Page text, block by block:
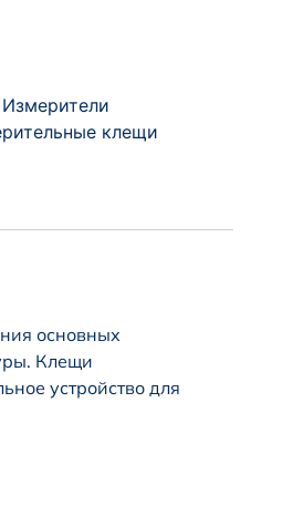
Измерители
клещи
основных
Клещи
устройство для